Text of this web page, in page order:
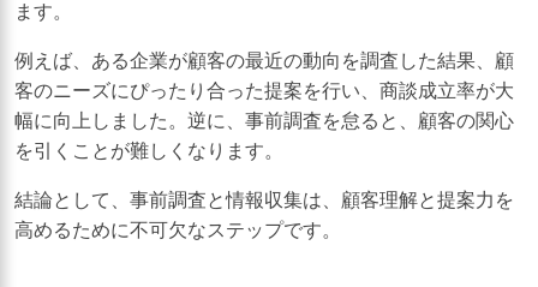
ます。
例えば、ある企業が顧客の最近の動向を調査した結果、顧
客のニーズにぴったり合った提案を行い、商談成立率が大
幅に向上しました。逆に、事前調査を怠ると、顧客の関心
を引くことが難しくなります。
結論として、事前調査と情報収集は、顧客理解と提案力を
高めるために不可欠なステップです。